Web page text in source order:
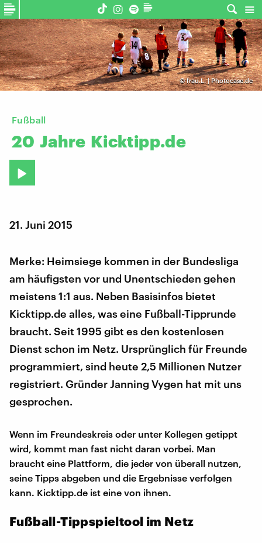
©frau.L. | Photocase.de
Fußball
20 Jahre Kicktipp.de
21. Juni 2015
Merke: Heimsiege kommen in der Bundesliga
am häufigsten vor und Unentschieden gehen
meistens 1:1 aus. Neben Basisinfos bietet
Kicktipp.de alles, was eine Fußball-Tipprunde
braucht. Seit 1995 gibt es den kostenlosen
Dienst schon im Netz. Ursprünglich für Freunde
programmiert, sind heute 2,5 Millionen Nutzer
registriert. Gründer Janning Vygen hat mit uns
gesprochen.
Wenn im Freundeskreis oder unter Kollegen getippt
wird, kommt man fast nicht daran vorbei. Man
braucht eine Plattform, die jeder von überall nutzen,
seine Tipps abgeben und die Ergebnisse verfolgen
kann. Kicktipp.de ist eine von ihnen.
Fußball-Tippspieltool im Netz